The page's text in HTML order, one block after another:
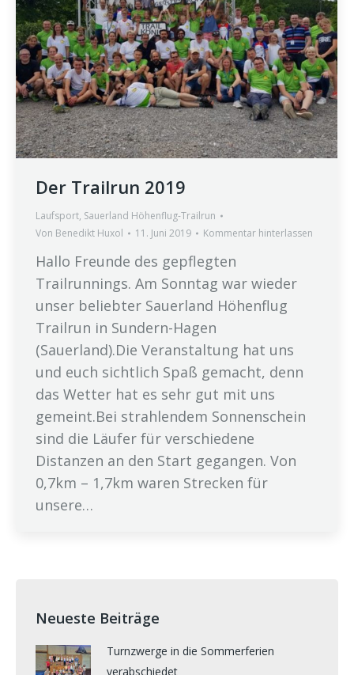
Der Trailrun 2019
Laufsport, Sauerland Höhenflug-Trailrun
Von Benedikt Huxol 11. Juni 2019 Kommentar hinterlassen
Hallo Freunde des gepflegten
Trailrunnings. Am Sonntag war wieder
unser beliebter Sauerland Höhenflug
Trailrun in Sundern-Hagen
(Sauerland).Die Veranstaltung hat uns
und euch sichtlich Spaß gemacht, denn
das Wetter hat es sehr gut mit uns
gemeint.Bei strahlendem Sonnenschein
sind die Läufer für verschiedene
Distanzen an den Start gegangen. Von
0,7km – 1,7km waren Strecken für
unsere…
Neueste Beiträge
Turnzwerge in die Sommerferien
verabschiedet